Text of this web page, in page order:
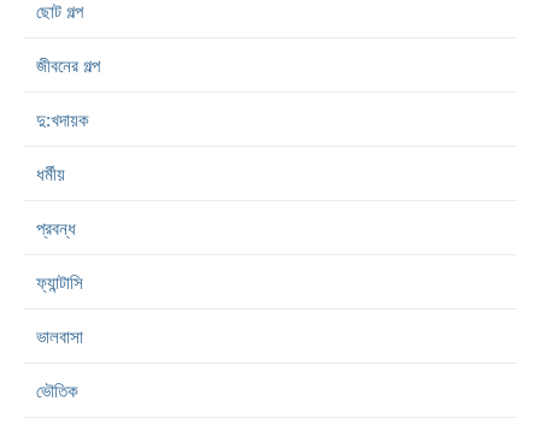
ছোট গল্প
জীবনের গল্প
দু:খদায়ক
ধর্মীয়
প্রবন্ধ
ফ্যান্টাসি
ভালবাসা
ভৌতিক